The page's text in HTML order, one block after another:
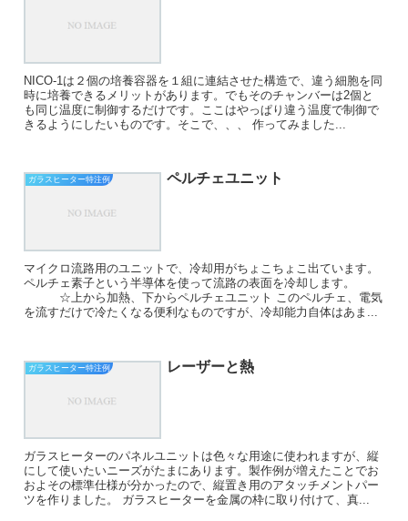
NICO-1は２個の培養容器を１組に連結させた構造で、違う細胞を同
時に培養できるメリットがあります。でもそのチャンバーは2個と
も同じ温度に制御するだけです。ここはやっぱり違う温度で制御で
きるようにしたいものです。そこで、、、 作ってみました...
ガラスヒーター特注例 ペルチェユニット
マイクロ流路用のユニットで、冷却用がちょこちょこ出ています。
ペルチェ素子という半導体を使って流路の表面を冷却します。
☆上から加熱、下からペルチェユニット このペルチェ、電気
を流すだけで冷たくなる便利なものですが、冷却能力自体はあま...
ガラスヒーター特注例 レーザーと熱
ガラスヒーターのパネルユニットは色々な用途に使われますが、縦
にして使いたいニーズがたまにあります。製作例が増えたことでお
およその標準仕様が分かったので、縦置き用のアタッチメントパー
ツを作りました。 ガラスヒーターを金属の枠に取り付けて、真...